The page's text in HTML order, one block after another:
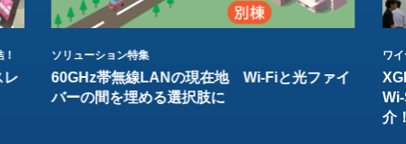
レ
ソリューション特集
60GHz帯無線LANの現在地 Wi-Fiと光ファイ
バーの間を埋める選択肢に
ワ
介